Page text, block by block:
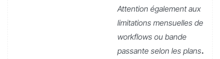
Attention également aux
limitations mensuelles de
workflows ou bande
passante selon les plans.